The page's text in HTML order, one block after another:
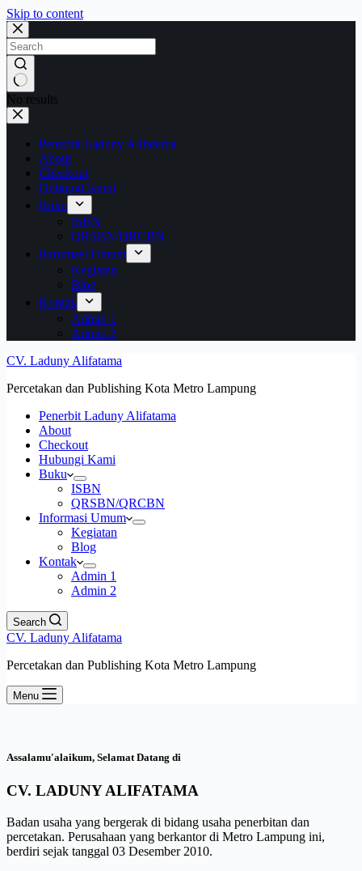
Skip to content
No results
Penerbit Laduny Alifatama
About
Checkout
Hubungi Kami
Buku
ISBN
QRSBN/QRCBN
Informasi Umum
Kegiatan
Blog
Kontak
Admin 1
Admin 2
CV. Laduny Alifatama
Percetakan dan Publishing Kota Metro Lampung
Penerbit Laduny Alifatama
About
Checkout
Hubungi Kami
Buku
ISBN
QRSBN/QRCBN
Informasi Umum
Kegiatan
Blog
Kontak
Admin 1
Admin 2
Search
CV. Laduny Alifatama
Percetakan dan Publishing Kota Metro Lampung
Menu
Assalamu'alaikum, Selamat Datang di
CV. LADUNY ALIFATAMA
Badan usaha yang bergerak di bidang usaha penerbitan dan
percetakan. Perusahaan yang berkantor di Metro Lampung ini,
berdiri sejak tanggal 03 Desember 2010.